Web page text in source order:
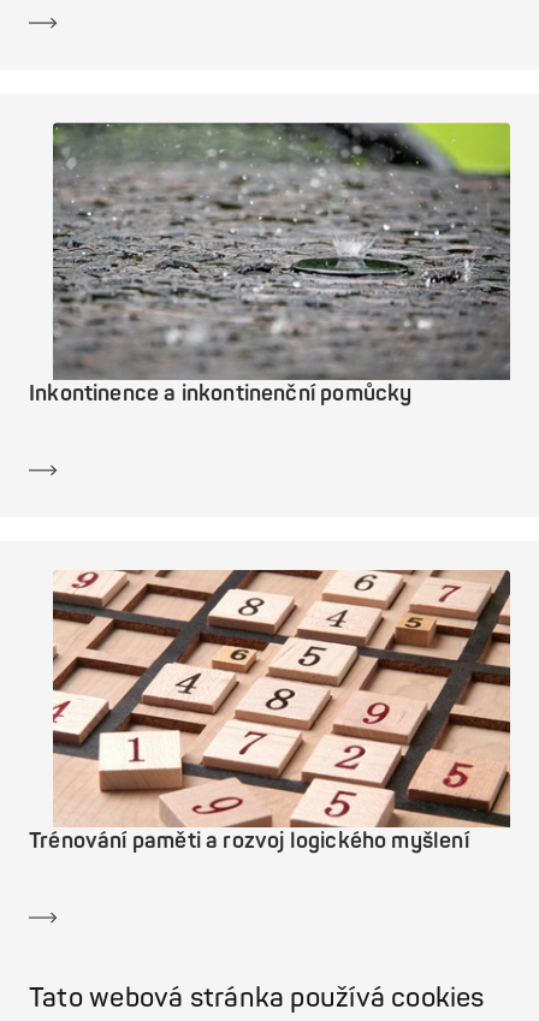
Tato webová stránka používá cookies
Inkontinence a inkontinenční pomůcky
Trénování paměti a rozvoj logického myšlení